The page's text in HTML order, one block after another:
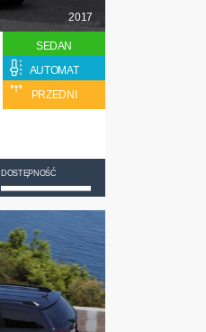
2017
SEDAN
AUTOMAT
PRZEDNI
DOSTĘPNOŚĆ